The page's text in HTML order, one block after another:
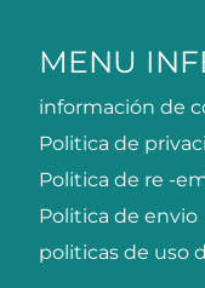
MENU
información de
Politica de
Politica de re -
Politica de envio
politicas de uso